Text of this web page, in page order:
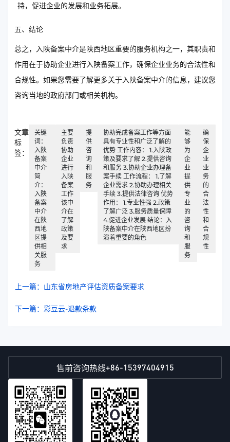
持，促进企业的发展和业务拓展。
五、结论
总之，入陕备案中介是陕西地区重要的服务机构之一，其职责和
作用在于协助企业进行入陕备案工作，确保企业业务的合法性和
合规性。如果您需要了解更多关于入陕备案中介的信息，建议您
咨询当地的政府部门或相关机构。
文章
标
签：
关键
词：
入陕
备案
中介
简
介：
入陕
备案
中介
在陕
西地
区提
供相
关服
务
主要
负责
协助
企业
进行
入陕
备案
工作
该中
介在
了解
政策
及要
求
提
供
咨
询
和
服
务
协助完成备案工作等方面
具有专业性和广泛了解的
优势 工作内容： 1.入陕政
策及要求了解 2.提供咨询
和服务 3.协助企业办理备
案手续 工作流程： 1.了解
企业需求 2.协助办理相关
手续 3.提供法律咨询 优势
作用： 1.专业性强 2.政策
了解广泛 3.服务质量保障
4.促进企业发展 结论：入
陕备案中介在陕西地区扮
演着重要的角色
能
够
为
企
业
提
供
专
业
的
咨
询
和
服
务
确
保
企
业
业
务
的
合
法
性
和
合
规
性
上一篇：山东省房地产评估资质备案要求
下一篇：彩豆云-退款条款
售前咨询热线+86-15397404915